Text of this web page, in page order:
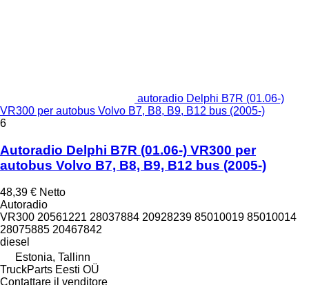
autoradio Delphi B7R (01.06-)
VR300 per autobus Volvo B7, B8, B9, B12 bus (2005-)
6
Autoradio Delphi B7R (01.06-) VR300 per
autobus Volvo B7, B8, B9, B12 bus (2005-)
48,39 € Netto
Autoradio
VR300 20561221 28037884 20928239 85010019 85010014
28075885 20467842
diesel
Estonia, Tallinn
TruckParts Eesti OÜ
Contattare il venditore